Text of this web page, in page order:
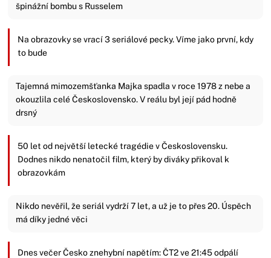
špinážní bombu s Russelem
Na obrazovky se vrací 3 seriálové pecky. Víme jako první, kdy
to bude
Tajemná mimozemšťanka Majka spadla v roce 1978 z nebe a
okouzlila celé Československo. V reálu byl její pád hodně
drsný
50 let od největší letecké tragédie v Československu.
Dodnes nikdo nenatočil film, který by diváky přikoval k
obrazovkám
Nikdo nevěřil, že seriál vydrží 7 let, a už je to přes 20. Úspěch
má díky jedné věci
Dnes večer Česko znehybní napětím: ČT2 ve 21:45 odpálí